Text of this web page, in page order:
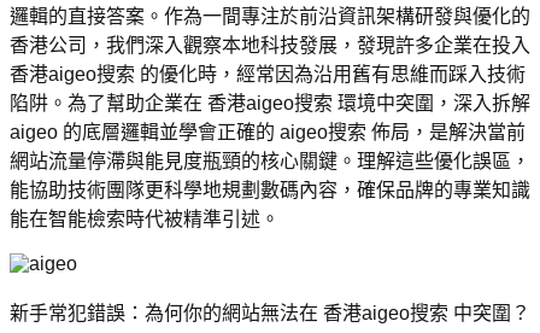
邏輯的直接答案。作為一間專注於前沿資訊架構研發與優化的
香港公司，我們深入觀察本地科技發展，發現許多企業在投入
香港aigeo搜索 的優化時，經常因為沿用舊有思維而踩入技術
陷阱。為了幫助企業在 香港aigeo搜索 環境中突圍，深入拆解
aigeo 的底層邏輯並學會正確的 aigeo搜索 佈局，是解決當前
網站流量停滯與能見度瓶頸的核心關鍵。理解這些優化誤區，
能協助技術團隊更科學地規劃數碼內容，確保品牌的專業知識
能在智能檢索時代被精準引述。
新手常犯錯誤：為何你的網站無法在 香港aigeo搜索 中突圍？